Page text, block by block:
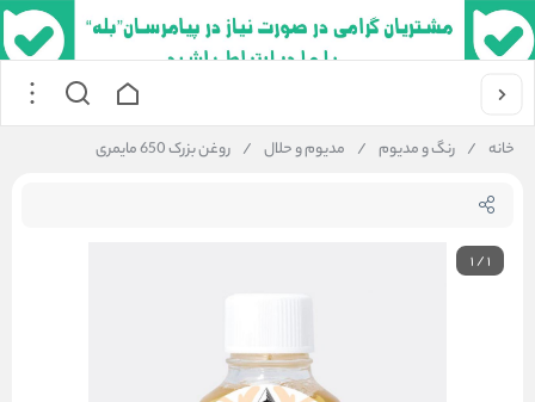
خانه / رنگ و مدیوم / مدیوم و حلال / روغن بزرک 650 مایمری
1/1